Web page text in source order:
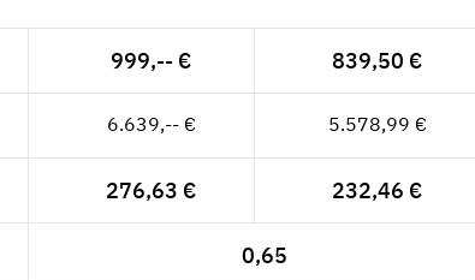
999,-- € 839,50 €
6.639,-- € 5.578,99 €
276,63 € 232,46 €
0,65